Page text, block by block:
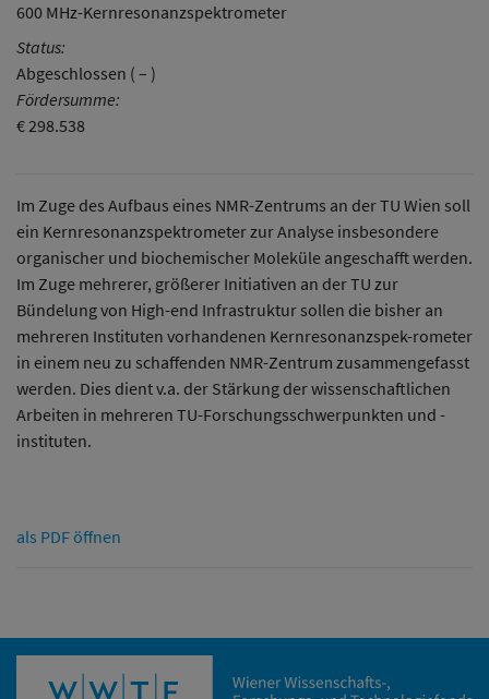
600 MHz-Kernresonanzspektrometer
Status:
Abgeschlossen ( – )
Fördersumme:
€ 298.538
Im Zuge des Aufbaus eines NMR-Zentrums an der TU Wien soll
ein Kernresonanzspektrometer zur Analyse insbesondere
organischer und biochemischer Moleküle angeschafft werden.
Im Zuge mehrerer, größerer Initiativen an der TU zur
Bündelung von High-end Infrastruktur sollen die bisher an
mehreren Instituten vorhandenen Kernresonanzspek-rometer
in einem neu zu schaffenden NMR-Zentrum zusammengefasst
werden. Dies dient v.a. der Stärkung der wissenschaftlichen
Arbeiten in mehreren TU-Forschungsschwerpunkten und -
instituten.
als PDF öffnen